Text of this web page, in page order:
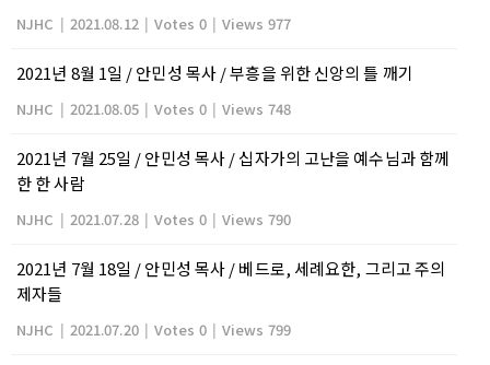
NJHC | 2021.08.12 | Votes 0 | Views 977
2021년 8월 1일 / 안민성 목사 / 부흥을 위한 신앙의 틀 깨기
NJHC | 2021.08.05 | Votes 0 | Views 748
2021년 7월 25일 / 안민성 목사 / 십자가의 고난을 예수님과 함께
한 한 사람
NJHC | 2021.07.28 | Votes 0 | Views 790
2021년 7월 18일 / 안민성 목사 / 베드로, 세례요한, 그리고 주의
제자들
NJHC | 2021.07.20 | Votes 0 | Views 799